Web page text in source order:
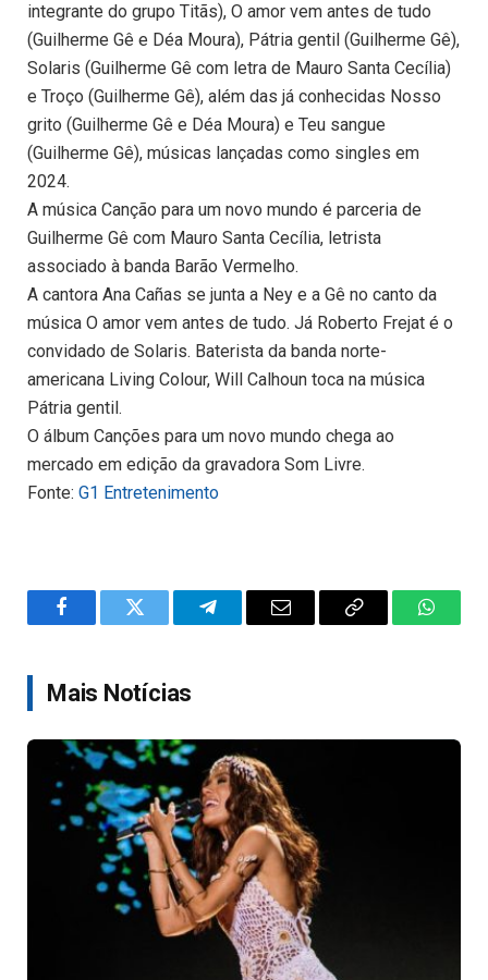
integrante do grupo Titãs), O amor vem antes de tudo
(Guilherme Gê e Déa Moura), Pátria gentil (Guilherme Gê),
Solaris (Guilherme Gê com letra de Mauro Santa Cecília)
e Troço (Guilherme Gê), além das já conhecidas Nosso
grito (Guilherme Gê e Déa Moura) e Teu sangue
(Guilherme Gê), músicas lançadas como singles em
2024.
A música Canção para um novo mundo é parceria de
Guilherme Gê com Mauro Santa Cecília, letrista
associado à banda Barão Vermelho.
A cantora Ana Cañas se junta a Ney e a Gê no canto da
música O amor vem antes de tudo. Já Roberto Frejat é o
convidado de Solaris. Baterista da banda norte-
americana Living Colour, Will Calhoun toca na música
Pátria gentil.
O álbum Canções para um novo mundo chega ao
mercado em edição da gravadora Som Livre.
Fonte: G1 Entretenimento
FacebookTwitter TelegramEmail
Copy
Mais Notícias